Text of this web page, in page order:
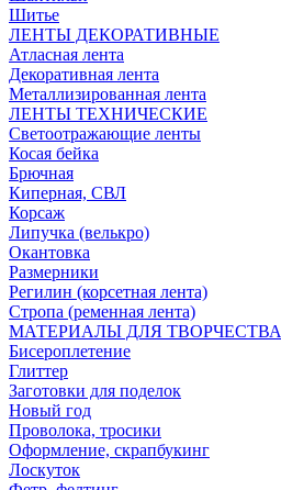
Шитье
ЛЕНТЫ ДЕКОРАТИВНЫЕ
Атласная лента
Декоративная лента
Металлизированная лента
ЛЕНТЫ ТЕХНИЧЕСКИЕ
Светоотражающие ленты
Косая бейка
Брючная
Киперная, СВЛ
Корсаж
Липучка (велькро)
Окантовка
Размерники
Регилин (корсетная лента)
Стропа (ременная лента)
МАТЕРИАЛЫ ДЛЯ ТВОРЧЕСТВА
Бисероплетение
Глиттер
Заготовки для поделок
Новый год
Проволока, тросики
Оформление, скрапбукинг
Лоскуток